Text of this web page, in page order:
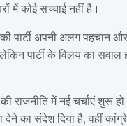
में कोई सच्चाई नहीं है।
पार्टी अपनी अलग
पार्टी के विलय का
राजनीति में नई चर्चाएं शुरू
का संदेश दिया है, वहीं